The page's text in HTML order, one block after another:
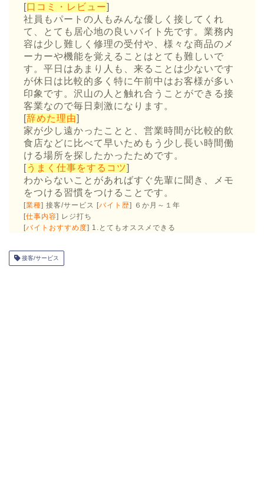
[口コミ・レビュー]
社員もパートの人もみんな優しく接してくれ
て、とても居心地の良いバイト先です。業務内
容は少し難しく修理の受付や、様々な商品のメ
ーカーや機能を覚えることはとても難しいで
す。平日はあまり人も、来ることは少ないです
が休日は比較的多く特に午前中はお客様が多い
印象です。沢山の人と触れ合うことができる接
客業なので毎日刺激になります。
[辞めた理由]
家が少し遠かったことと、営業時間が比較的飲
食店などに比べて早いためもう少し長い時間働
ける場所を探したかったためです。
[うまく仕事をするコツ]
わからないことがあればすぐ先輩に聞き、メモ
をつける習慣をつけることです。
[業種] 接客/サービス [バイト歴] ６か月～１年
[仕事内容] レジ打ち
[バイトおすすめ度] 1.とてもオススメできる
接客/サービス